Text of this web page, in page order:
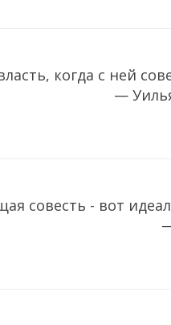
когда с ней
—
совесть - вот